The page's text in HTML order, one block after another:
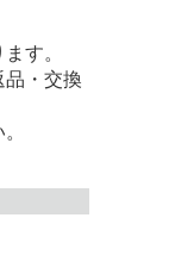
す。
・交換